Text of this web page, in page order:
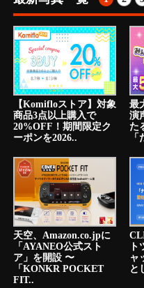
【Komifloストア】対象
商品3点以上購入で
20%OFF！期間限定ク
ーポンを2026..
最
演
た
天空、Amazon.co.jpに
「AYANEO公式スト
ア」を開設 〜
「KONKR POCKET
FIT..
ャ
と